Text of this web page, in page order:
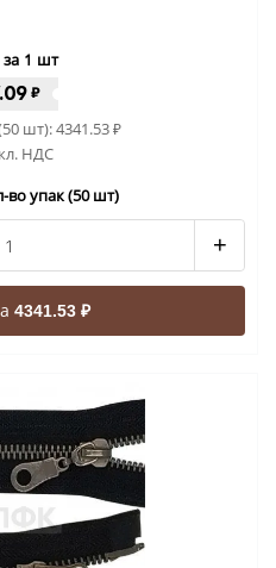
1 шт
₽
шт):4341.53₽
НДС
во упак (50 шт)
+
4341.53 ₽